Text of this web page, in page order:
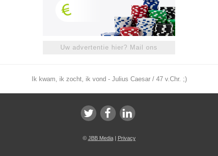
Uw advertentie hier? Mail ons
Ik kwam, ik zocht, ik vond - Julius Caesar / 47 v.Chr. ;)
© JBB Media| Privacy